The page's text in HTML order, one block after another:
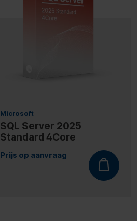
Microsoft
SQL Server 2025
Standard 4Core
Prijs op aanvraag